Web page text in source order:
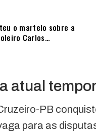
o martelo sobre a
Carlos…
atual
PB
para as